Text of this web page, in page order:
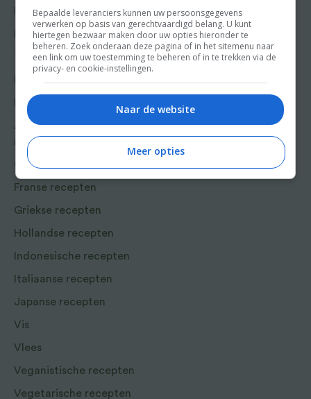
Hoofdgerecht
Nagerecht
Tussengerecht
Bakrecepten
Aziatische en Oosterse
recepten
Chinese recepten
Franse recepten
Griekse recepten
Hollandse recepten
Indonesische recepten
Italiaanse recepten
Japanse recepten
Vis
Vlees
Veganistische recepten
Vegetarische recepten
Friends
Kooktips
Bepaalde leveranciers kunnen uw persoonsgegevens
verwerken op basis van gerechtvaardigd belang. U kunt
hiertegen bezwaar maken door uw opties hieronder te
beheren. Zoek onderaan deze pagina of in het sitemenu naar
een link om uw toestemming te beheren of in te trekken via de
privacy- en cookie-instellingen.
Naar de website
Meer opties